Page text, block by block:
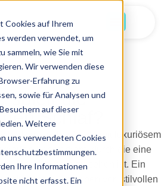
Cookies auf Ihrem
werden verwendet, um
sammeln, wie Sie mit
Wir verwenden diese
Erfahrung zu
sowie für Analysen und
auf dieser
Weitere
uns verwendeten Cookies
Ihre Informationen
nicht erfasst. Ein
spielt die
Schlaf?